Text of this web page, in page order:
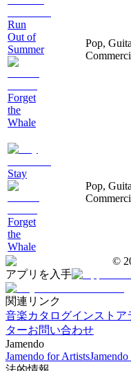
Run
Out of
Summer
Forget
the
Whale
Pop,
Stay
Forget
the
Whale
Pop,
©
アプリを入手
関連リンク
音楽カタログインストア
ターお問い合わせ
Jamendo
Jamendo for Artists